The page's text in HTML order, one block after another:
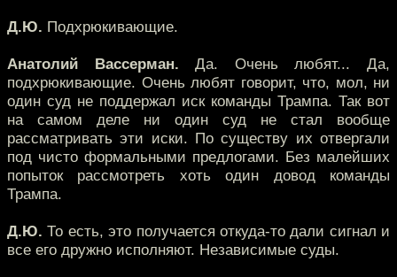
Д.Ю. Подхрюкивающие.
Анатолий Вассерман. Да. Очень любят... Да,
подхрюкивающие. Очень любят говорит, что, мол, ни
один суд не поддержал иск команды Трампа. Так вот
на самом деле ни один суд не стал вообще
рассматривать эти иски. По существу их отвергали
под чисто формальными предлогами. Без малейших
попыток рассмотреть хоть один довод команды
Трампа.
Д.Ю. То есть, это получается откуда-то дали сигнал и
все его дружно исполняют. Независимые суды.